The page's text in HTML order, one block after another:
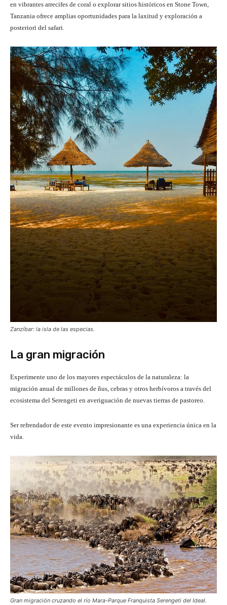
en vibrantes arrecifes de coral o explorar sitios históricos en Stone Town,
Tanzania ofrece amplias oportunidades para la laxitud y exploración a
posteriori del safari.
Zanzíbar: la isla de las especias.
La gran migración
Experimente uno de los mayores espectáculos de la naturaleza: la
migración anual de millones de ñus, cebras y otros herbívoros a través del
ecosistema del Serengeti en averiguación de nuevas tierras de pastoreo.
Ser refrendador de este evento impresionante es una experiencia única en la
vida.
Gran migración cruzando el río Mara-Parque Franquista Serengeti del Ideal.